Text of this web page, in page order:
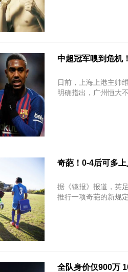
中超冠军嗅到危机
日前，上海上港主帅
明确指出，广州恒大
奇葩！0-4后可多
据《镜报》报道，英
推行一项奇葩的新规
全队身价仅900万